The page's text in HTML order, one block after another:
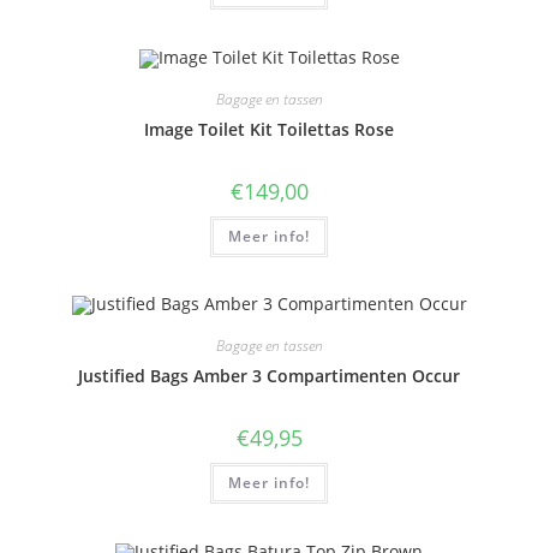
Bagage en tassen
Image Toilet Kit Toilettas Rose
€149,00
Meer info!
Bagage en tassen
Justified Bags Amber 3 Compartimenten Occur
€49,95
Meer info!